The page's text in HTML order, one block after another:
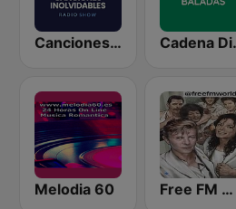
Canciones Inolvidables
Melodia 60 Free FM World